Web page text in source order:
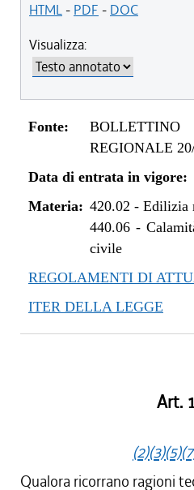
HTML- PDF - DOC
Visualizza:
Fonte:
REGIONALE
Data di entrata in vigore:
Materia: 420.02 - Edilizia
440.06-
civile
REGOLAMENTI DI
ITER DELLA LEGGE
Art.
(2)(3)(5)
Qualora ricorrano ragioni